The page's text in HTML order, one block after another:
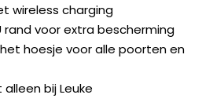
wireless charging
rand voor extra bescherming
hoesje voor alle poorten en
bij Leuke